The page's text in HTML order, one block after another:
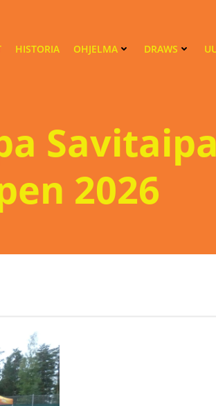
HISTORIA OHJELMA DRAWS
2026